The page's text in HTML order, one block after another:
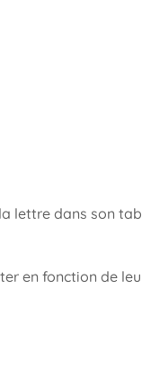
lettre dans son
en fonction de